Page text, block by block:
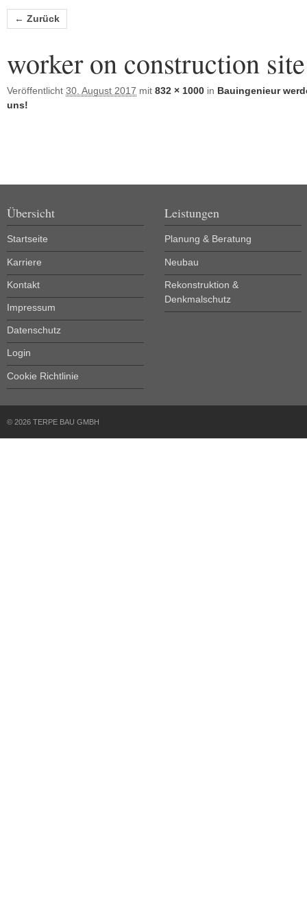
Bilder-Navigation
← Zurück
worker on construction site
Veröffentlicht 30. August 2017 mit 832 × 1000 in Bauingenieur
uns!
Übersicht
Startseite
Karriere
Kontakt
Impressum
Datenschutz
Login
Cookie Richtlinie
Leistungen
Planung & Beratung
Neubau
Rekonstruktion &
Denkmalschutz
© 2026 TERPE BAU GMBH